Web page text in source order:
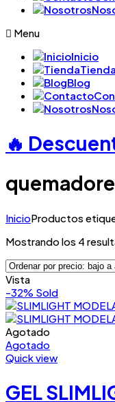
Menu
Inicio
Tienda
Blog
🔥
InicioProductos
Mostrando los 4
Vista
-32% Sold
Agotado
Agotado
Quick view
GEL